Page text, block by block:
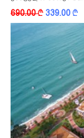
-სგან!
690.00k 339.00k